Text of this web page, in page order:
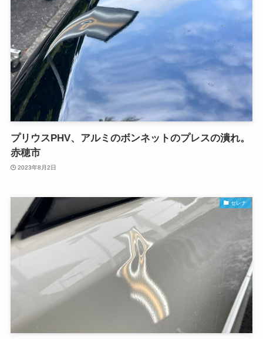
プリウスPHV、アルミのボンネットのプレスの潰れ。
赤穂市
2023年8月2日
セレナ